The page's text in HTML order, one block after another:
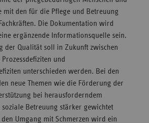
mit den für die Pflege und Betreuung
Die Dokumentation wird
ergänzende Informationsquelle sein.
der Qualität soll in Zukunft zwischen
und
unterschieden werden. Bei den
neue Themen wie die Förderung der
bei herausforderndem
Betreuung stärker gewichtet
Umgang mit Schmerzen wird ein